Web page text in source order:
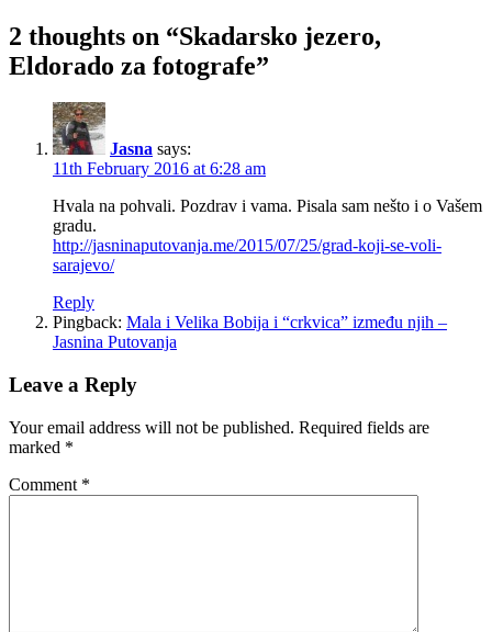
2 thoughts on “Skadarsko jezero,
Eldorado za fotografe”
Jasna says:
11th February 2016 at 6:28 am
Hvala na pohvali. Pozdrav i vama. Pisala sam nešto i o Vašem
gradu.
http://jasninaputovanja.me/2015/07/25/grad-koji-se-voli-
sarajevo/
Reply
Pingback: Mala i Velika Bobija i “crkvica” između njih –
Jasnina Putovanja
Leave a Reply
Your email address will not be published. Required fields are
marked *
Comment *